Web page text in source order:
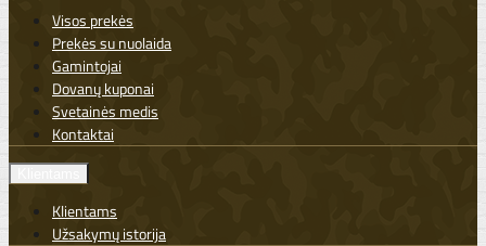
Visos prekės
Prekės su nuolaida
Gamintojai
Dovanų kuponai
Svetainės medis
Kontaktai
Klientams
Užsakymų istorija